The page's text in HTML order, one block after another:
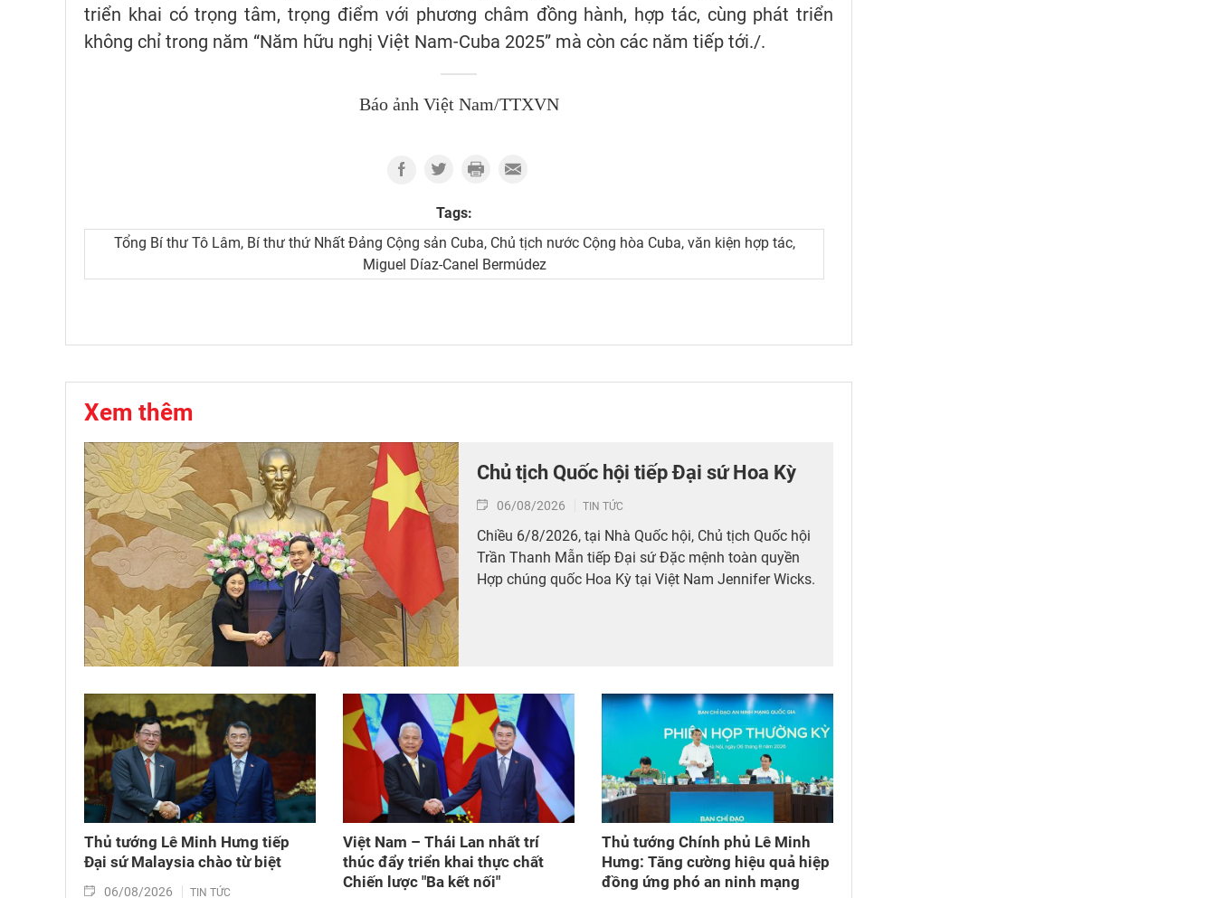
triển khai có trọng tâm, trọng điểm với phương châm đồng hành, hợp tác, cùng phát triển
không chỉ trong năm “Năm hữu nghị Việt Nam-Cuba 2025” mà còn các năm tiếp tới./.
Báo ảnh Việt Nam/TTXVN
Tags:
Tổng Bí thư Tô Lâm, Bí thư thứ Nhất Đảng Cộng sản Cuba, Chủ tịch nước Cộng hòa Cuba, văn kiện hợp tác,
Miguel Díaz-Canel Bermúdez
Xem thêm
Chủ tịch Quốc hội tiếp Đại sứ Hoa Kỳ
06/08/2026 TIN TỨC
Chiều 6/8/2026, tại Nhà Quốc hội, Chủ tịch Quốc hội
Trần Thanh Mẫn tiếp Đại sứ Đặc mệnh toàn quyền
Hợp chúng quốc Hoa Kỳ tại Việt Nam Jennifer Wicks.
Thủ tướng Lê Minh Hưng tiếp
Đại sứ Malaysia chào từ biệt
06/08/2026 TIN TỨC
Việt Nam – Thái Lan nhất trí
thúc đẩy triển khai thực chất
Chiến lược "Ba kết nối"
Thủ tướng Chính phủ Lê Minh
Hưng: Tăng cường hiệu quả hiệp
đồng ứng phó an ninh mạng